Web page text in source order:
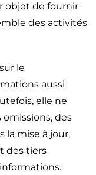
objet de fournir
des activités
le
aussi
elle ne
des
la mise à jour,
des tiers